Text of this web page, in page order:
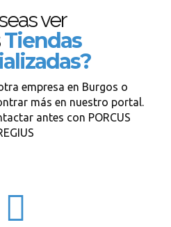
ver
Tiendas
empresa en Burgos o
más en nuestro portal.
antes con PORCUS